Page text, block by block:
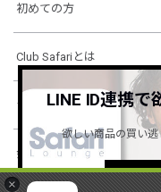
×
初めての方
Club Safariとは
ショッピングガイド
会社概要・規約
LINE ID連携で
欲しい商品の買い